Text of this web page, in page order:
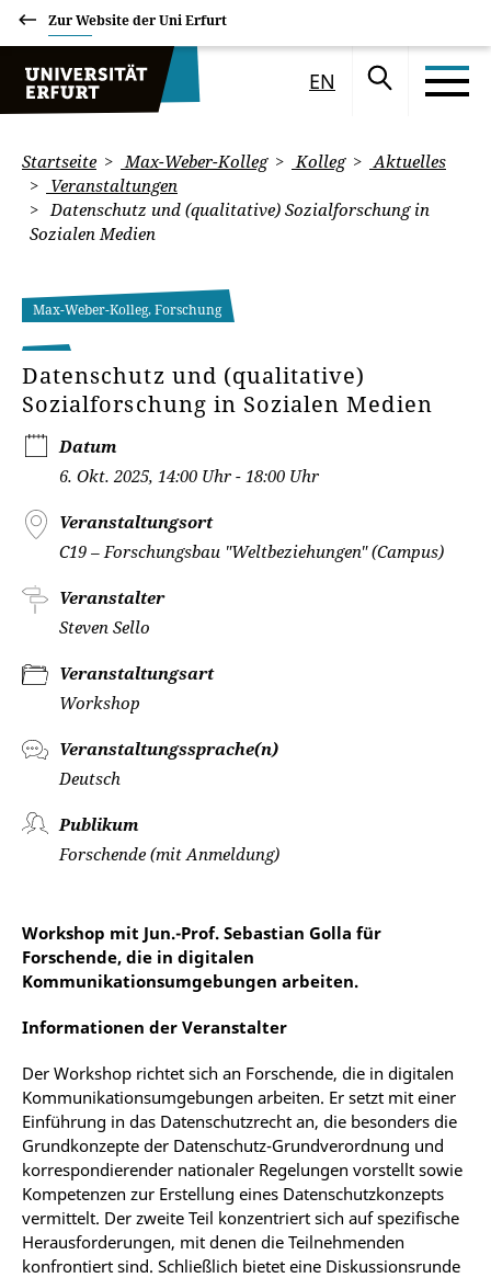
Zur Website der Uni Erfurt
EN
Startseite Max-Weber-Kolleg Kolleg
Aktuelles
Veranstaltungen
Datenschutz und (qualitative) Sozialforschung in
Sozialen Medien
Max-Weber-Kolleg, Forschung
Datenschutz und (qualitative)
Sozialforschung in Sozialen Medien
Datum
6. Okt. 2025, 14:00 Uhr - 18:00 Uhr
Veranstaltungsort
C19 – Forschungsbau "Weltbeziehungen" (Campus)
Veranstalter
Steven Sello
Veranstaltungsart
Workshop
Veranstaltungssprache(n)
Deutsch
Publikum
Forschende (mit Anmeldung)
Workshop mit Jun.-Prof. Sebastian Golla für
Forschende, die in digitalen
Kommunikationsumgebungen arbeiten.
Informationen der Veranstalter
Der Workshop richtet sich an Forschende, die in digitalen
Kommunikationsumgebungen arbeiten. Er setzt mit einer
Einführung in das Datenschutzrecht an, die besonders die
Grundkonzepte der Datenschutz-Grundverordnung und
korrespondierender nationaler Regelungen vorstellt sowie
Kompetenzen zur Erstellung eines Datenschutzkonzepts
vermittelt. Der zweite Teil konzentriert sich auf spezifische
Herausforderungen, mit denen die Teilnehmenden
konfrontiert sind. Schließlich bietet eine Diskussionsrunde